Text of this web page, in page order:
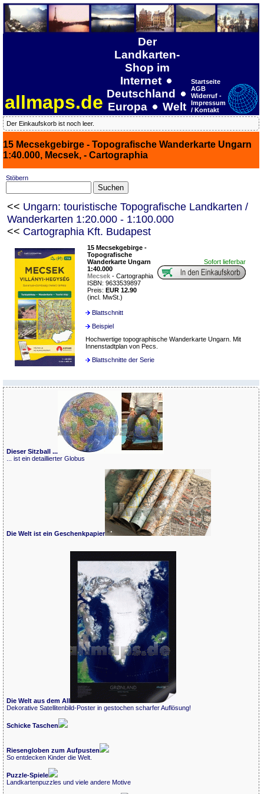
allmaps.de
Der
Landkarten-
Shop im
Internet
Deutschland
Europa
Welt
Startseite
AGB
Widerruf -
Impressum
/ Kontakt
Der Einkaufskorb ist noch leer.
15 Mecsekgebirge - Topografische Wanderkarte Ungarn
1:40.000, Mecsek, - Cartographia
Stöbern
<< Ungarn: touristische Topografische Landkarten /
Wanderkarten 1:20.000 - 1:100.000
<< Cartographia Kft. Budapest
15 Mecsekgebirge -
Topografische
Wanderkarte Ungarn
1:40.000
Mecsek - Cartographia
ISBN: 9633539897
Preis: EUR 12.90
(incl. MwSt.)
Sofort lieferbar
Blattschnitt
Beispiel
Hochwertige topographische Wanderkarte Ungarn. Mit
Innenstadtplan von Pecs.
Blattschnitte der Serie
Dieser Sitzball ...
... ist ein detaillierter Globus
Die Welt ist ein Geschenkpapier
Die Welt aus dem All
Dekorative Satellitenbild-Poster in gestochen scharfer Auflösung!
Schicke Taschen
Riesengloben zum Aufpusten
So entdecken Kinder die Welt.
Puzzle-Spiele
Landkartenpuzzles und viele andere Motive